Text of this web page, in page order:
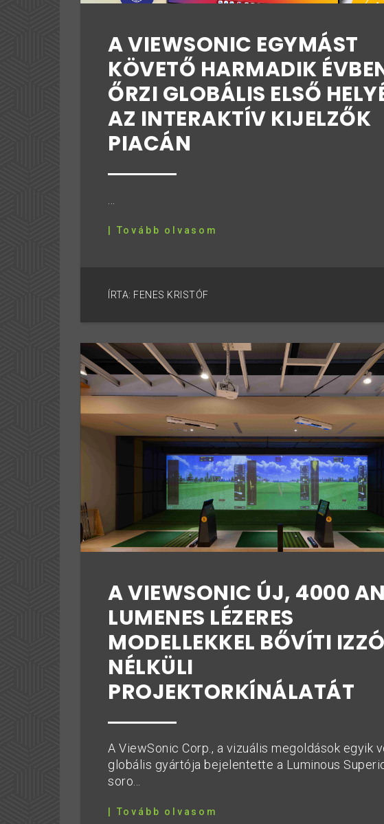
A VIEWSONIC EGYMÁST
KÖVETŐ HARMADIK
ŐRZI GLOBÁLIS ELSŐ
AZ INTERAKTÍV KIJELZŐK
PIACÁN
| Tovább olvasom
ÍRTA: FENES KRISTÓF
A VIEWSONIC ÚJ, 4000
LUMENES LÉZERES
MODELLEKKEL BŐVÍTI IZZÓ
NÉLKÜLI
PROJEKTORKÍNÁLATÁT
A ViewSonic Corp., a vizuális megoldások egyik
globális gyártója bejelentette a Luminous
soro...
| Tovább olvasom